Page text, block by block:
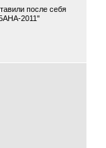
после себя
2011"